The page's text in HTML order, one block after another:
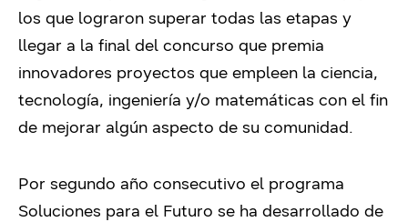
los que lograron superar todas las etapas y
llegar a la final del concurso que premia
innovadores proyectos que empleen la ciencia,
tecnología, ingeniería y/o matemáticas con el fin
de mejorar algún aspecto de su comunidad.
Por segundo año consecutivo el programa
Soluciones para el Futuro se ha desarrollado de